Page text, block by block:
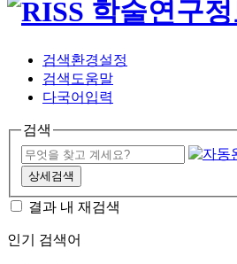
검색환경설정
검색도움말
다국어입력
검색
상세검색
결과 내 재검색
인기 검색어